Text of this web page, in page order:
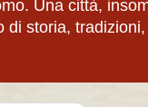
Una città,
storia,